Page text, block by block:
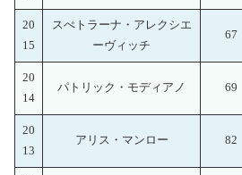
20
15
スぺトラーナ・アレクシエ
ーヴィッチ
67
20
14
パトリック・モディアノ 69
20
13
アリス・マンロー 82